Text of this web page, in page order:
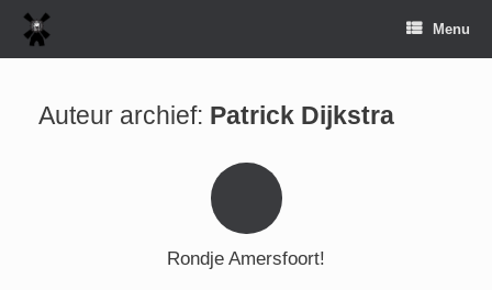
Spring
naar
inhoud
Menu
Auteur archief: Patrick Dijkstra
Rondje Amersfoort!